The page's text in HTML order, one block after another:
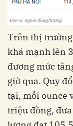
Trên thị
khá mạnh lên
đương mức
giờ qua. Quy
tại, mỗi ounce
triệu đồng,